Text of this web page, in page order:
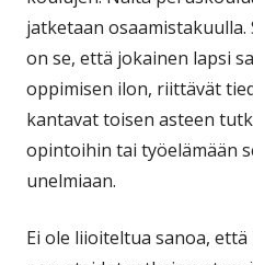
jatketaan
on se, että jokainen lapsi
oppimisen ilon, riittävät
kantavat toisen asteen
opintoihin tai työelämään
unelmiaan.
Ei ole liioiteltua sanoa,